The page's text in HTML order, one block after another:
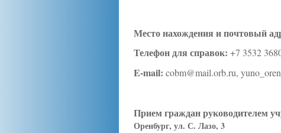
Место нахождения и почтовый
Телефон для справок: +7 3532
E-mail: cobm@mail.orb.ru,
Прием граждан руководителем
Оренбург, ул. С. Лазо, 3